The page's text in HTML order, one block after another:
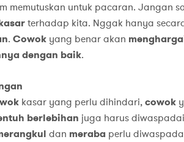
memutuskan untuk pacaran. Jangan
terhadap kita. Nggak hanya
. Cowokyang benar akan
dengan baik.
kasar yang perlu dihindari,cowok
berlebihan juga harus
dan meraba perlu